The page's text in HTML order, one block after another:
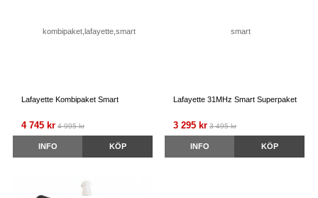
Lafayette Kombipaket Smart
4 745 kr 4 995 kr
INFO KÖP
Lafayette 31MHz Smart Superpaket
3 295 kr 3 495 kr
INFO KÖP